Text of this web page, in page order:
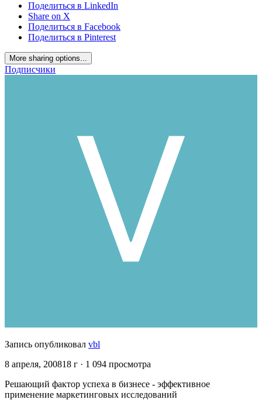
Поделиться в LinkedIn
Share on X
Поделиться в Facebook
Поделиться в Pinterest
More sharing options...
Подписчики
Запись опубликовал vbl
8 апреля, 200818 г · 1 094 просмотра
Решающий фактор успеха в бизнесе - эффективное
применение маркетинговых исследований